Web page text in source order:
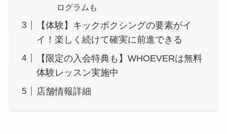
ログラムも
【体験】キックボクシングの要素がイ
イ！楽しく続けて確実に前進できる
【限定の入会特典も】WHOEVERは無料
体験レッスン実施中
店舗情報詳細